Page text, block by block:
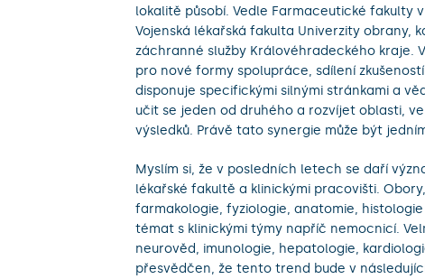
lokalitě působí. Vedle Farmaceutické fakulty
Vojenská lékařská fakulta Univerzity obrany,
záchranné služby Královéhradeckého kraje.
pro nové formy spolupráce, sdílení
disponuje specifickými silnými stránkami a
učit se jeden od druhého a rozvíjet oblasti,
výsledků. Právě tato synergie může být
Myslím si, že v posledních letech se daří
lékařské fakultě a klinickými pracovišti.
farmakologie, fyziologie, anatomie,
témat s klinickými týmy napříč nemocnicí.
neurověd, imunologie, hepatologie,
přesvědčen, že tento trend bude v